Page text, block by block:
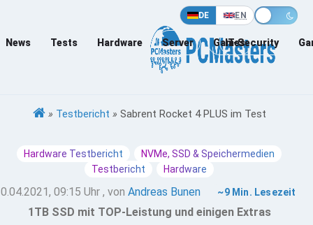
DE EN
News Tests Hardware Server Games
IT-Security
» Testbericht » Sabrent Rocket 4 PLUS im Test
Hardware Testbericht
NVMe, SSD & Speichermedien
Testbericht
Hardware
09:15 Uhr , vonAndreas Bunen ~9 Min. Lesezeit
1TB SSD mit TOP-Leistung und einigen Extras